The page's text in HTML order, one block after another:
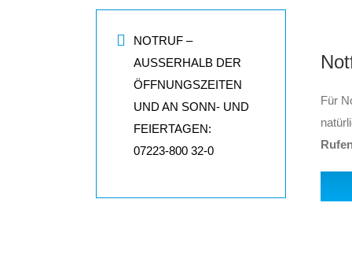
NOTRUF –
AUSSERHALB DER Ö
FFNUNGSZEITEN U
ND AN SONN- UND F
EIERTAGEN:
07223-800 32-0
Für